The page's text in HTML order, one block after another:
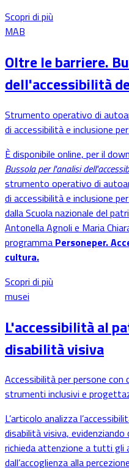
Scopri di più
MAB
Oltre le barriere.
dell'accessibilità
Strumento operativo di
di accessibilità e inclusione
È disponibile online, per il
Bussola per l'analisi
strumento operativo di
di accessibilità e inclusione
dalla Scuola nazionale del
Antonella Agnoli e Maria
programma Personeper.
cultura.
Scopri di più
musei
L'accessibilità al
disabilità visiva
Accessibilità per persone
strumenti inclusivi e
L’articolo analizza
disabilità visiva,
richieda attenzione a tutti gli
dall’accoglienza alla